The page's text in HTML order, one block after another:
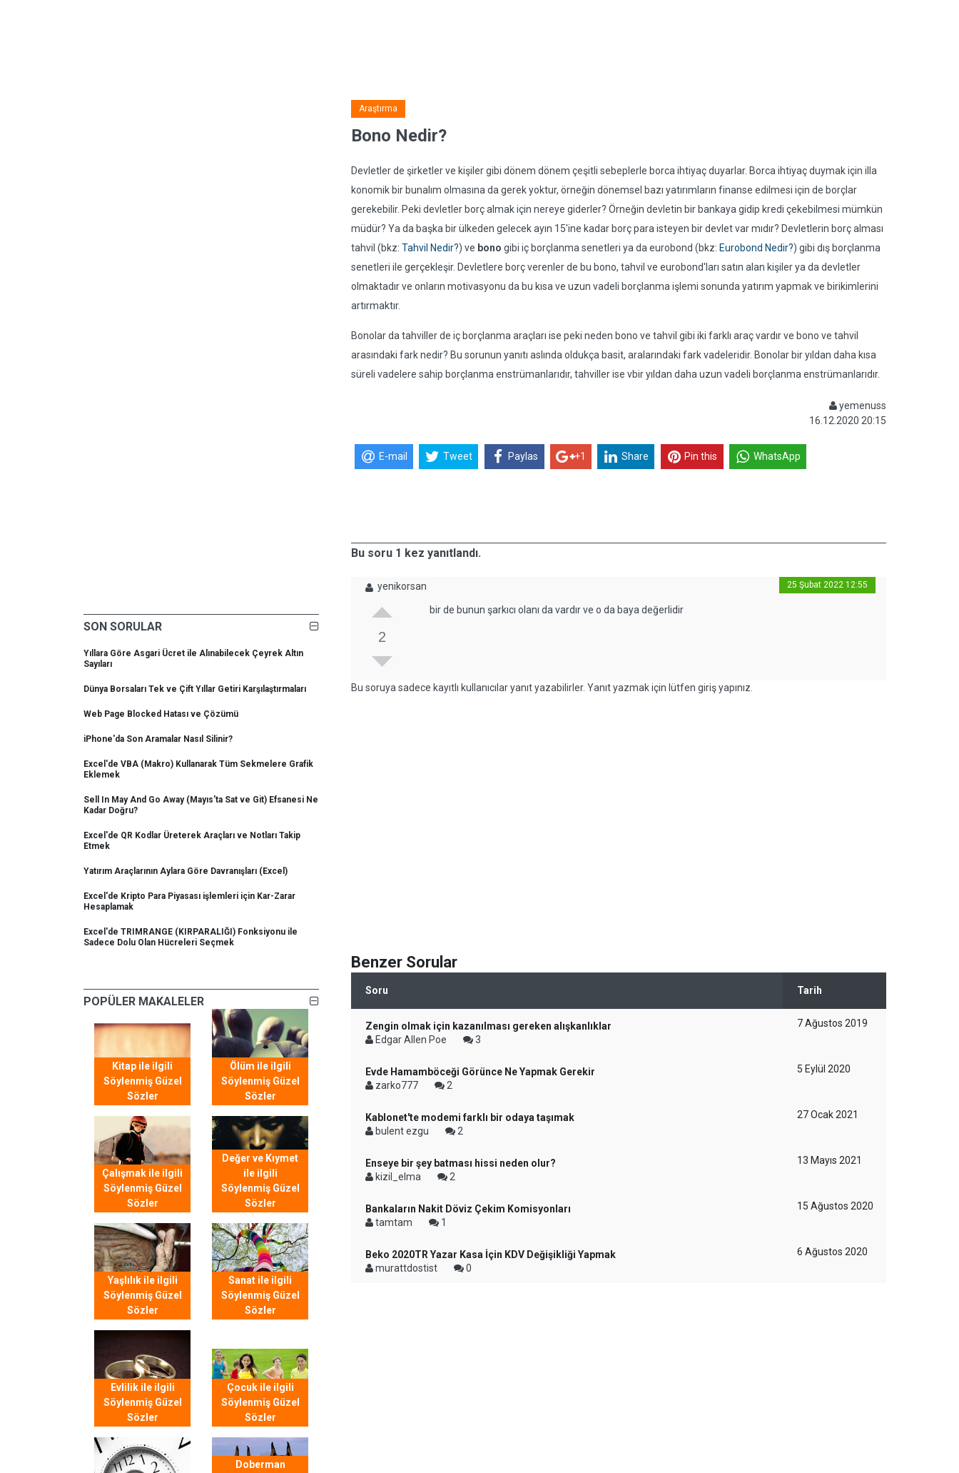
SON SORULAR
Yıllara Göre Asgari Ücret ile Alınabilecek Çeyrek Altın
Sayıları
Dünya Borsaları Tek ve Çift Yıllar Getiri Karşılaştırmaları
Web Page Blocked Hatası ve Çözümü
iPhone'da Son Aramalar Nasıl Silinir?
Excel'de VBA (Makro) Kullanarak Tüm Sekmelere Grafik
Eklemek
Sell In May And Go Away (Mayıs'ta Sat ve Git) Efsanesi Ne
Kadar Doğru?
Excel'de QR Kodlar Üreterek Araçları ve Notları Takip
Etmek
Yatırım Araçlarının Aylara Göre Davranışları (Excel)
Excel'de Kripto Para Piyasası işlemleri için Kar-Zarar
Hesaplamak
Excel'de TRIMRANGE (KIRPARALIĞI) Fonksiyonu ile
Sadece Dolu Olan Hücreleri Seçmek
POPÜLER MAKALELER
Kitap ile ilgili
Söylenmiş Güzel
Sözler
Ölüm ile ilgili
Söylenmiş Güzel
Sözler
Çalışmak ile ilgili
Söylenmiş Güzel
Sözler
Değer ve Kıymet
ile ilgili
Söylenmiş Güzel
Sözler
Yaşlılık ile ilgili
Söylenmiş Güzel
Sözler
Sanat ile ilgili
Söylenmiş Güzel
Sözler
Evlilik ile ilgili
Söylenmiş Güzel
Sözler
Çocuk ile ilgili
Söylenmiş Güzel
Sözler
Doberman
Araştırma
Bono Nedir?
Devletler de şirketler ve kişiler gibi dönem dönem çeşitli sebeplerle borca ihtiyaç duyarlar. Borca ihtiyaç duymak için illa
konomik bir bunalım olmasına da gerek yoktur, örneğin dönemsel bazı yatırımların finanse edilmesi için de borçlar
gerekebilir. Peki devletler borç almak için nereye giderler? Örneğin devletin bir bankaya gidip kredi çekebilmesi mümkün
müdür? Ya da başka bir ülkeden gelecek ayın 15'ine kadar borç para isteyen bir devlet var mıdır? Devletlerin borç alması
tahvil (bkz: Tahvil Nedir?) ve bono gibi iç borçlanma senetleri ya da eurobond (bkz: Eurobond Nedir?) gibi dış borçlanma
senetleri ile gerçekleşir. Devletlere borç verenler de bu bono, tahvil ve eurobond'ları satın alan kişiler ya da devletler
olmaktadır ve onların motivasyonu da bu kısa ve uzun vadeli borçlanma işlemi sonunda yatırım yapmak ve birikimlerini
artırmaktır.
Bonolar da tahviller de iç borçlanma araçları ise peki neden bono ve tahvil gibi iki farklı araç vardır ve bono ve tahvil
arasındaki fark nedir? Bu sorunun yanıtı aslında oldukça basit, aralarındaki fark vadeleridir. Bonolar bir yıldan daha kısa
süreli vadelere sahip borçlanma enstrümanlarıdır, tahviller ise vbir yıldan daha uzun vadeli borçlanma enstrümanlarıdır.
yemenuss
16.12.2020 20:15
E-mail Tweet Paylas +1 Share Pin this WhatsApp
Bu soru 1 kez yanıtlandı.
yenikorsan 25 Şubat 2022 12:55
2
bir de bunun şarkıcı olanı da vardır ve o da baya değerlidir
Bu soruya sadece kayıtlı kullanıcılar yanıt yazabilirler. Yanıt yazmak için lütfen giriş yapınız.
Benzer Sorular
Soru Tarih
Zengin olmak için kazanılması gereken alışkanlıklar
Edgar Allen Poe
3
7 Ağustos 2019
Evde Hamamböceği Görünce Ne Yapmak Gerekir
zarko777
2
5 Eylül 2020
Kablonet'te modemi farklı bir odaya taşımak
bulent ezgu
2
27 Ocak 2021
Enseye bir şey batması hissi neden olur?
kizil_elma
2
13 Mayıs 2021
Bankaların Nakit Döviz Çekim Komisyonları
tamtam
1
15 Ağustos 2020
Beko 2020TR Yazar Kasa İçin KDV Değişikliği Yapmak
murattdostist
0
6 Ağustos 2020